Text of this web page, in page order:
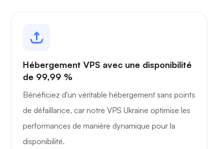
Hébergement VPS avec une disponibilité
de 99,99 %
Bénéficiez d'un véritable hébergement sans points
de défaillance, car notre VPS Ukraine optimise les
performances de manière dynamique pour la
disponibilité.